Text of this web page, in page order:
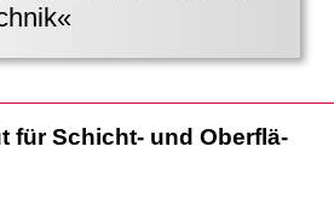
für Schicht- und Ober­flä­